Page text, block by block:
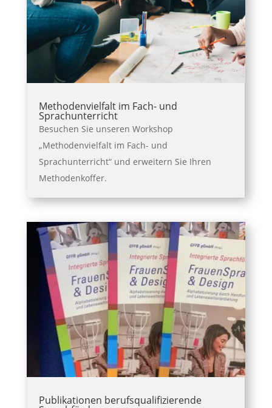
Methodenvielfalt im Fach- und
Sprachunterricht
Besuchen Sie unseren Workshop
„Methodenvielfalt im Fach- und
Sprachunterricht“ und erweitern Sie Ihren
Methodenkoffer.
Publikationen berufsqualifizierende